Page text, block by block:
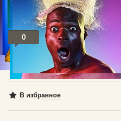
0
Посты по теме
В избранное